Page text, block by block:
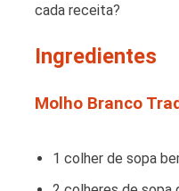
cada receita?
Ingredientes
Molho Branco
1 colher de sopa